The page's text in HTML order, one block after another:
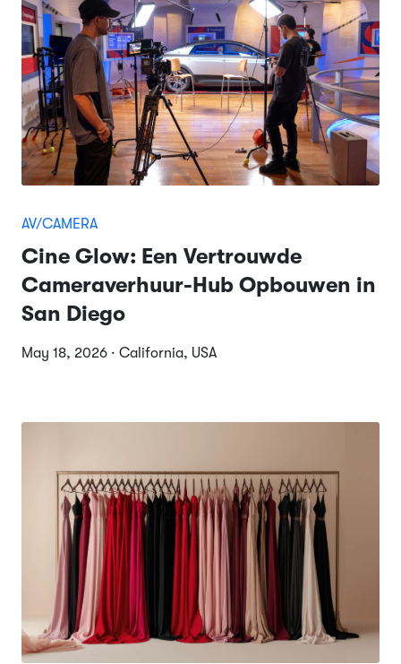
AV/CAMERA
Cine Glow: Een Vertrouwde
Cameraverhuur-Hub Opbouwen in
San Diego
May 18, 2026 · California, USA